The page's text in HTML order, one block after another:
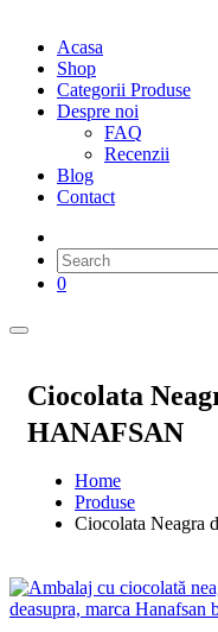
Acasa
Shop
Categorii Produse
Despre noi
FAQ
Recenzii
Blog
Contact
0
Ciocolata
HANAFSAN
Home
Produse
Ciocolata Neagra